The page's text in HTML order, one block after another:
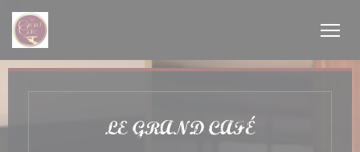
LE GRAND CAFÉ